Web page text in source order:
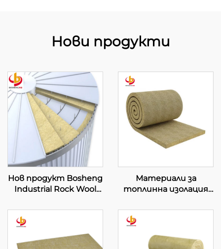
Нови продукти
Нов продукт Bosheng
Industrial Rock Wool
плоча от минерална
вълна Съединени
плочи от минерална
вълна Строителни
Материали за
топлинна изолация
каменна вълна
Алуминиево одеяло